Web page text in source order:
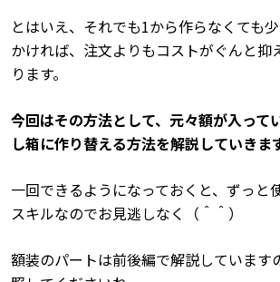
とはいえ、それでも1から作らなくても
かければ、注文よりもコストがぐんと抑
ります。
今回はその方法として、元々額が入って
し箱に作り替える方法を解説していきます
一回できるようになっておくと、ずっと
スキルなのでお見逃しなく（＾＾）
額装のパートは前後編で解説しています